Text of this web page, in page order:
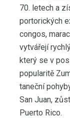
70. letech a
portorických
congos,
vytvářejí
který se v
popularitě
taneční
San Juan,
Puerto Rico.